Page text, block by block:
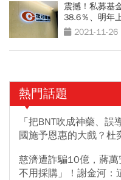
震撼！私募基
38.6％、明年
2021-11-26
熱門話題
「把BNT吹成神藥、
國施予恩惠的大戲？杜
慈濟遭詐騙10億，蔣
不用採購」！謝金河：